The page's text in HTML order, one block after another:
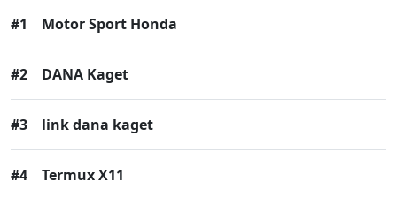
#1 Motor Sport Honda
#2 DANA Kaget
#3 link dana kaget
#4 Termux X11